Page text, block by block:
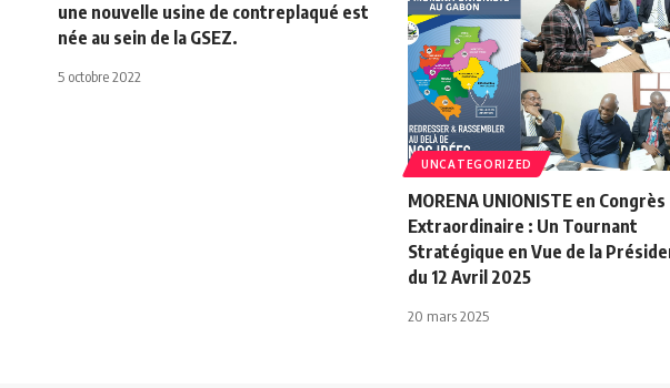
une nouvelle usine de contreplaqué est
née au sein de la GSEZ.
5 octobre 2022
UNCATEGORIZED
MORENA UNIONISTE en Congrès
Extraordinaire : Un Tournant
Stratégique en Vue de la
du 12 Avril 2025
20 mars 2025